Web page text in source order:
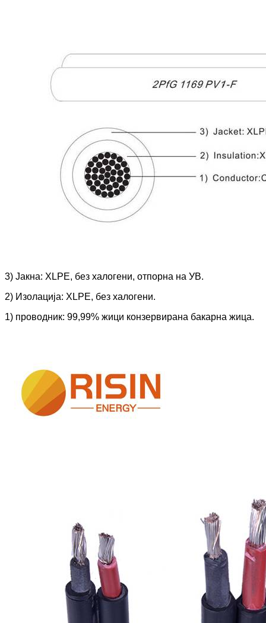
3) Јакна: XLPE, без халогени, отпорна на УВ.
2) Изолација: XLPE, без халогени.
1) проводник: 99,99% жици конзервирана бакарна жица.